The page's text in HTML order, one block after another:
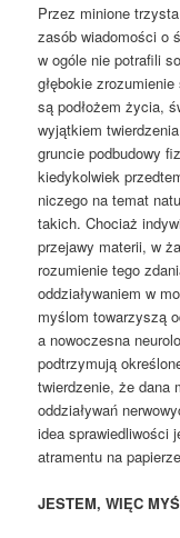
Przez minione
zasób wiadomości o
w ogóle nie potrafili
głębokie
są podłożem życia,
wyjątkiem
gruncie podbudowy
kiedykolwiek
niczego na temat
takich. Chociaż
przejawy materii, w
rozumienie tego
oddziaływaniem w
myślom towarzyszą
a nowoczesna
podtrzymują
twierdzenie, że dana
oddziaływań
idea sprawiedliwości
atramentu na
JESTEM, WIĘC